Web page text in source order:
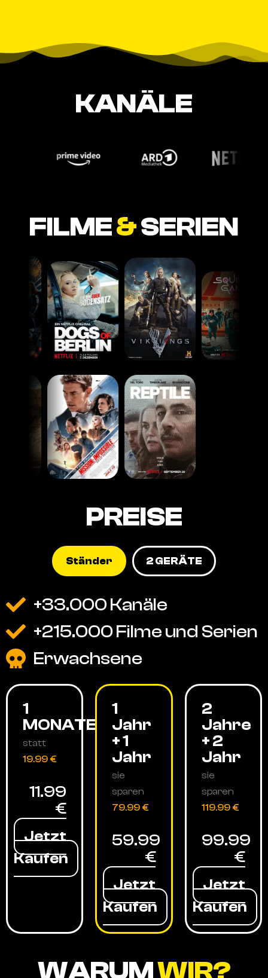
KANÄLE
FILME&SERIEN
PREISE
Ständer 2 GERÄTE
+33.000 Kanäle
+215.000 Filme und Serien
Erwachsene
1
MONATE
statt
19.99 €
11.99
€
Jetzt
Kaufen
1
Jahr
+ 1
Jahr
sie
sparen
79.99 €
59.99
€
Jetzt
Kaufen
2
Jahre
+ 2
Jahr
sie
sparen
119.99 €
99.99
€
Jetzt
Kaufen
WARUMWIR?